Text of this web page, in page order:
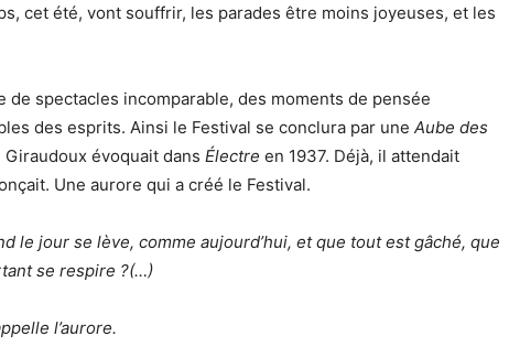
cet été, vont souffrir, les parades être moins joyeuses, et les
de spectacles incomparable, des moments de pensée
des esprits. Ainsi le Festival se conclura par une Aube des
évoquait dans Électre en 1937. Déjà, il attendait
Une aurore qui a créé le Festival.
le jour se lève, comme aujourd’hui, et que tout est gâché, que
se respire ?(…)
l’aurore.